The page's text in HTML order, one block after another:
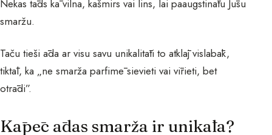
Nekas tāds kā vilna, kašmirs vai lins, lai paaugstinātu Jūsu
smaržu.
Taču tieši āda ar visu savu unikalitāti to atklāj vislabāk,
tiktāl, ka „ne smarža parfimē sievieti vai vīrieti, bet
otrādi”.
Kāpēc ādas smarža ir unikāla?